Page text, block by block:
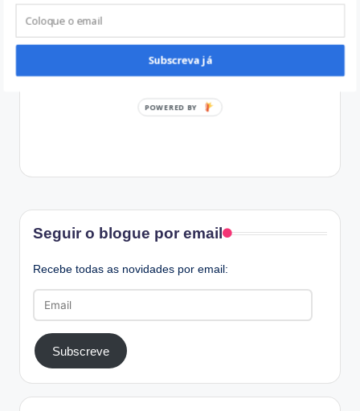
Seguir o blogue por email
Recebe todas as novidades por email:
Subscreve
Subscreva já
POWERED BY